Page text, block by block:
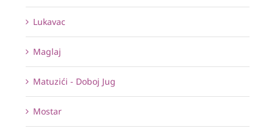
Lukavac
Maglaj
Matuzići - Doboj Jug
Mostar